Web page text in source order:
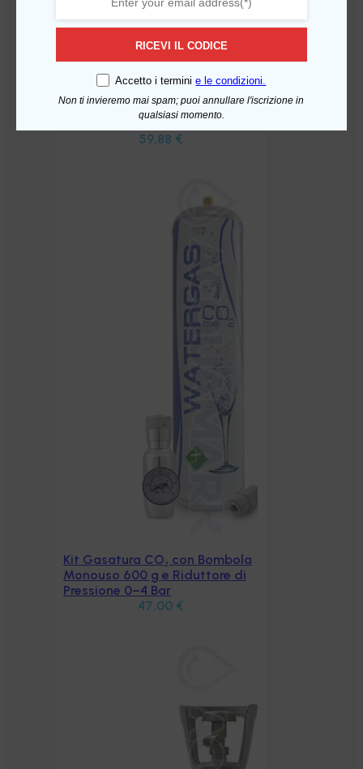
Aggiungi al carrello
Kit Manutenzione Acquamark
Tamigi con sistema uv – 12
59,88 €
Aggiungi al carrello
Kit Gasatura CO₂ con Bombola
Monouso 600 g e Riduttore di
Pressione 0–4 Bar
47,00 €
RICEVI IL CODICE
Accetto i terminie le condizioni.
Non ti invieremo mai spam; puoi annullare l'iscrizione in
qualsiasi momento.